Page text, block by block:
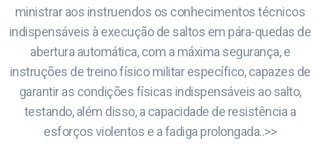
ministrar aos instruendos os conhecimentos técnicos
indispensáveis à execução de saltos em pára-quedas de
abertura automática, com a máxima segurança, e
instruções de treino físico militar específico, capazes de
garantir as condições físicas indispensáveis ao salto,
testando, além disso, a capacidade de resistência a
esforços violentos e a fadiga prolongada..>>